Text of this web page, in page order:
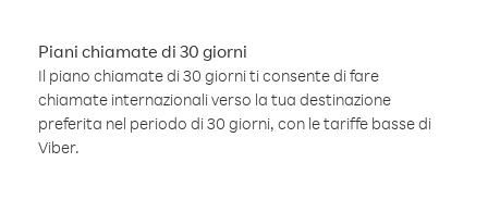
Piani chiamate di 30 giorni
Il piano chiamate di 30 giorni ti consente di fare
chiamate internazionali verso la tua destinazione
preferita nel periodo di 30 giorni, con le tariffe basse di
Viber.